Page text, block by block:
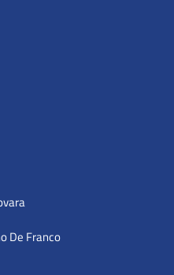
De Franco